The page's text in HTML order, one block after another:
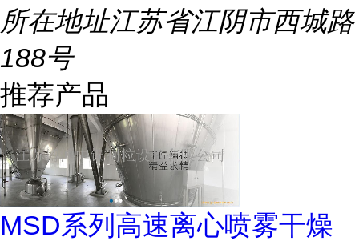
所在地址江苏省江阴市西城路
188号
推荐产品
MSD系列高速离心喷雾干燥